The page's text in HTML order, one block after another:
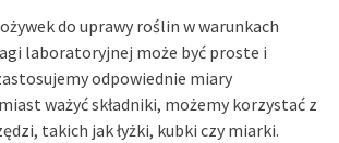
do uprawy roślin w warunkach
laboratoryjnej może być proste i
odpowiednie miary
ważyć składniki, możemy korzystać z
takich jak łyżki, kubki czy miarki.